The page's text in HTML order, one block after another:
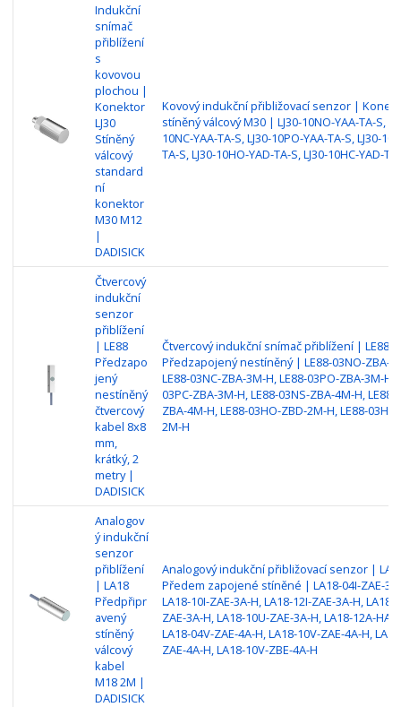
Indukční
snímač
přiblížení
s
kovovou
plochou |
Konektor
LJ30
Stíněný
válcový
standard
ní
konektor
M30 M12
|
DADISICK
Kovový indukční přibližovací senzor |
stíněný válcový M30 | LJ30-10NO-YAA-TA-S,
10NC-YAA-TA-S, LJ30-10PO-YAA-TA-S, LJ30-
TA-S, LJ30-10HO-YAD-TA-S, LJ30-10HC-YAD-
Čtvercový
indukční
senzor
přiblížení
| LE88
Předzapo
jený
nestíněný
čtvercový
kabel 8x8
mm,
krátký, 2
metry |
DADISICK
Čtvercový indukční snímač přiblížení | LE88
Předzapojený nestíněný | LE88-03NO-ZBA-
LE88-03NC-ZBA-3M-H, LE88-03PO-ZBA-3M-H,
03PC-ZBA-3M-H, LE88-03NS-ZBA-4M-H, LE88-
ZBA-4M-H, LE88-03HO-ZBD-2M-H, LE88-
2M-H
Analogov
ý indukční
senzor
přiblížení
| LA18
Předpřipr
avený
stíněný
válcový
kabel
M18 2M |
DADISICK
Analogový indukční přibližovací senzor |
Předem zapojené stíněné | LA18-04I-ZAE-
LA18-10I-ZAE-3A-H, LA18-12I-ZAE-3A-H, LA18-
ZAE-3A-H, LA18-10U-ZAE-3A-H, LA18-12A-
LA18-04V-ZAE-4A-H, LA18-10V-ZAE-4A-H,
ZAE-4A-H, LA18-10V-ZBE-4A-H